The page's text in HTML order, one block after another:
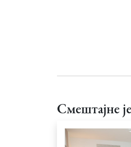
Смештајне